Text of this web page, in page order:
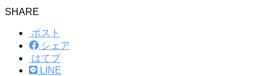
SHARE
ポスト
シェア
はてブ
LINE